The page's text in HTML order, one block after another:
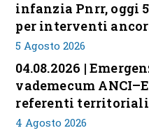
infanzia Pnrr, oggi
per interventi
5 Agosto 2026
04.08.2026 |
vademecum
referenti
4 Agosto 2026